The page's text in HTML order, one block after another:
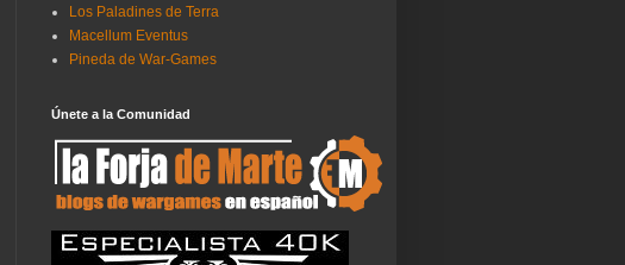
Los Paladines de Terra
Macellum Eventus
Pineda de War-Games
Únete a la Comunidad